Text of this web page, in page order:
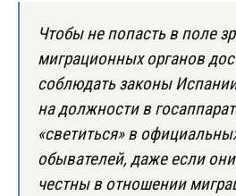
Чтобы не попасть в поле
миграционных органов
соблюдать законы
на должности в
«светиться» в
обывателей, даже если
честны в отношении